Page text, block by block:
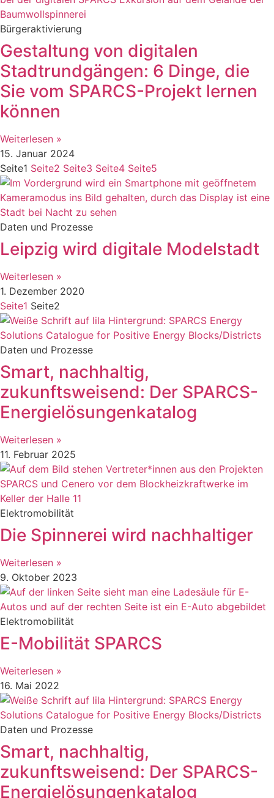
Bürgeraktivierung
Gestaltung von digitalen
Stadtrundgängen: 6 Dinge, die
Sie vom SPARCS-Projekt lernen
können
Weiterlesen »
15. Januar 2024
Seite1 Seite2 Seite3 Seite4 Seite5
Daten und Prozesse
Leipzig wird digitale Modelstadt
Weiterlesen »
1. Dezember 2020
Seite1 Seite2
Daten und Prozesse
Smart, nachhaltig,
zukunftsweisend: Der SPARCS-
Energielösungenkatalog
Weiterlesen »
11. Februar 2025
Elektromobilität
Die Spinnerei wird nachhaltiger
Weiterlesen »
9. Oktober 2023
Elektromobilität
E-Mobilität SPARCS
Weiterlesen »
16. Mai 2022
Daten und Prozesse
Smart, nachhaltig,
zukunftsweisend: Der SPARCS-
Energielösungenkatalog